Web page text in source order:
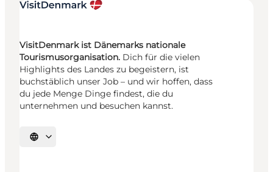
VisitDenmark ist Dänemarks nationale
Tourismusorganisation. Dich für die vielen
Highlights des Landes zu begeistern, ist
buchstäblich unser Job – und wir hoffen, dass
du jede Menge Dinge findest, die du
unternehmen und besuchen kannst.
Sprache auswählen